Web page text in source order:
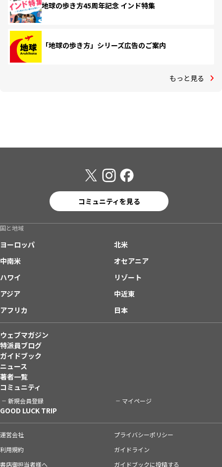
地球の歩き方45周年記念 インド特集
「地球の歩き方」シリーズ広告のご案内
もっと見る
コミュニティを見る
国と地域
ヨーロッパ
北米
中南米
オセアニア
ハワイ
リゾート
アジア
中近東
アフリカ
日本
ウェブマガジン
特派員ブログ
ガイドブック
ニュース
著者一覧
コミュニティ
新規会員登録 マイページ
GOOD LUCK TRIP
運営会社
プライバシーポリシー
利用規約
ガイドライン
書店御担当者様へ
ガイドブックに投稿する